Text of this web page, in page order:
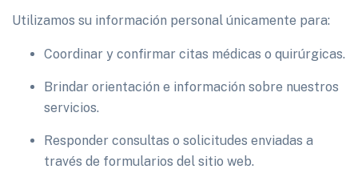
Utilizamos su información personal únicamente para:
Coordinar y confirmar citas médicas o quirúrgicas.
Brindar orientación e información sobre nuestros
servicios.
Responder consultas o solicitudes enviadas a
través de formularios del sitio web.